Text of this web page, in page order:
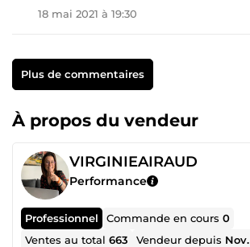
18 mai 2021 à 19:30
Plus de commentaires
À propos du vendeur
VIRGINIEAIRAUD
Performance
Professionnel Commande en cours0
Ventes au total663 Vendeur depuis